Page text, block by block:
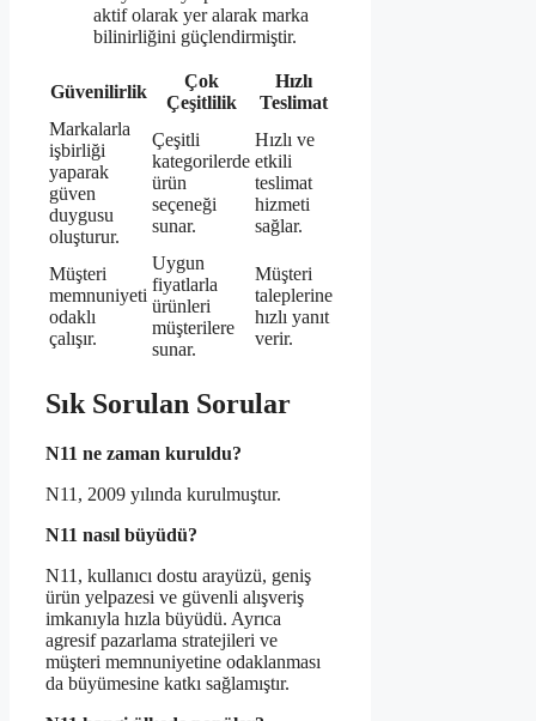
aktif olarak yer alarak marka
bilinirliğini güçlendirmiştir.
Güvenilirlik
Çok
Çeşitlilik
Hızlı
Teslimat
Markalarla
işbirliği
yaparak
güven
duygusu
oluşturur.
Çeşitli
kategorilerde
ürün
seçeneği
sunar.
Hızlı ve
etkili
teslimat
hizmeti
sağlar.
Müşteri
memnuniyeti
odaklı
çalışır.
Uygun
fiyatlarla
ürünleri
müşterilere
sunar.
Müşteri
taleplerine
hızlı yanıt
verir.
Sık Sorulan Sorular
N11 ne zaman kuruldu?
N11, 2009 yılında kurulmuştur.
N11 nasıl büyüdü?
N11, kullanıcı dostu arayüzü, geniş
ürün yelpazesi ve güvenli alışveriş
imkanıyla hızla büyüdü. Ayrıca
agresif pazarlama stratejileri ve
müşteri memnuniyetine odaklanması
da büyümesine katkı sağlamıştır.